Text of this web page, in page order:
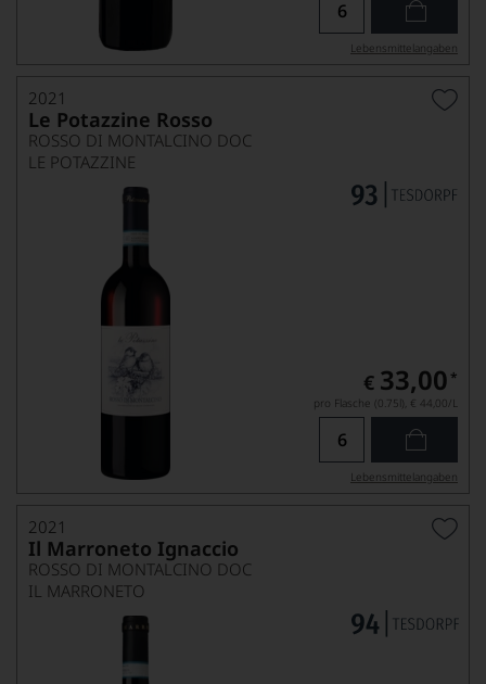
Lebensmittel­angaben
2021
Le Potazzine Rosso
ROSSO DI MONTALCINO DOC
LE POTAZZINE
€ 33,00 *
pro Flasche (0.75l), € 44,00/L
Lebensmittel­angaben
2021
Il Marroneto Ignaccio
ROSSO DI MONTALCINO DOC
IL MARRONETO